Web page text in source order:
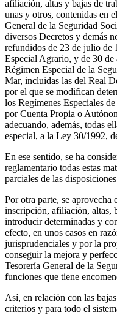
afiliación, altas y bajas de
unas y otros, contenidas en
General de la Seguridad
diversos Decretos y demás
refundidos de 23 de julio de
Especial Agrario, y de 30 de
Régimen Especial de la
Mar, incluidas las del Real
por el que se modifican
los Regímenes Especiales
por Cuenta Propia o
adecuando, además, todas
especial, a la Ley 30/1992,
En ese sentido, se ha
reglamentario todas estas
parciales de las
Por otra parte, se aprovecha
inscripción, afiliación, altas,
introducir determinadas y
efecto, en unos casos en
jurisprudenciales y por la
conseguir la mejora y
Tesorería General de la
funciones que tiene
Así, en relación con las
criterios y para todo el